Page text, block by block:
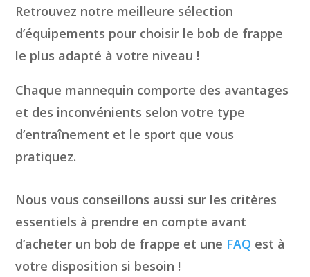
Retrouvez notre meilleure sélection
d’équipements pour choisir le bob de frappe
le plus adapté à votre niveau !
Chaque mannequin comporte des avantages
et des inconvénients selon votre type
d’entraînement et le sport que vous
pratiquez.
Nous vous conseillons aussi sur les critères
essentiels à prendre en compte avant
d’acheter un bob de frappe et une FAQ est à
votre disposition si besoin !